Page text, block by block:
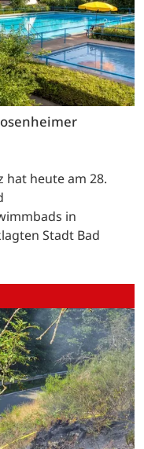
hat heute am 28.
in
Stadt Bad